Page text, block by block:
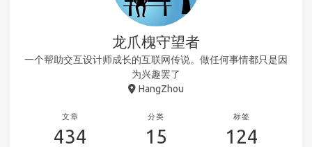
龙爪槐守望者
一个帮助交互设计师成长的互联网传说。做任何事情都只是因
为兴趣罢了
HangZhou
文章
434
分类
15
标签
124